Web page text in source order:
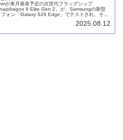
が来月発表予定の次世代フラッグシップ
8 Elite Gen 2」が、Samsungの新型
フォン「Galaxy S26 Edge」でテストされ、その
2025.08.12